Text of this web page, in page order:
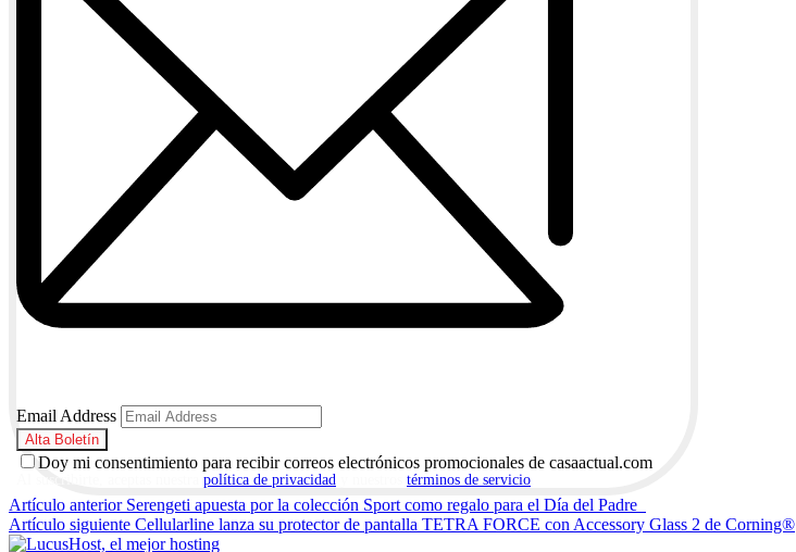
Email Address
Doy mi consentimiento para recibir correos electrónicos promocionales de casaactual.com
política de privacidad términos de servicio
Navegación
de
Artículo anterior Serengeti apuesta por la colección Sport como regalo para el Día del Padre
Artículo siguiente Cellularline lanza su protector de pantalla TETRA FORCE con Accessory Glass 2 de Corning®